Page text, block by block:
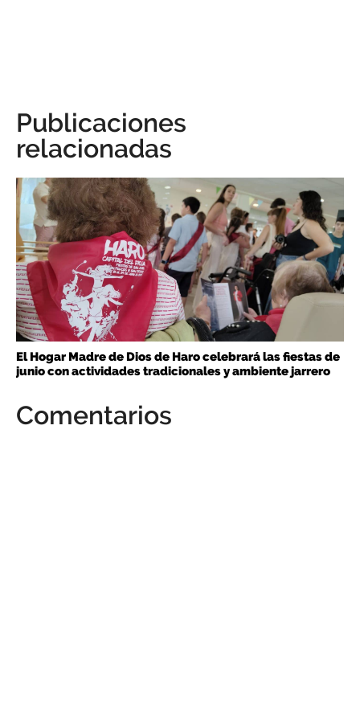
Publicaciones
relacionadas
El Hogar Madre de Dios de Haro celebrará las fiestas de
junio con actividades tradicionales y ambiente jarrero
Comentarios